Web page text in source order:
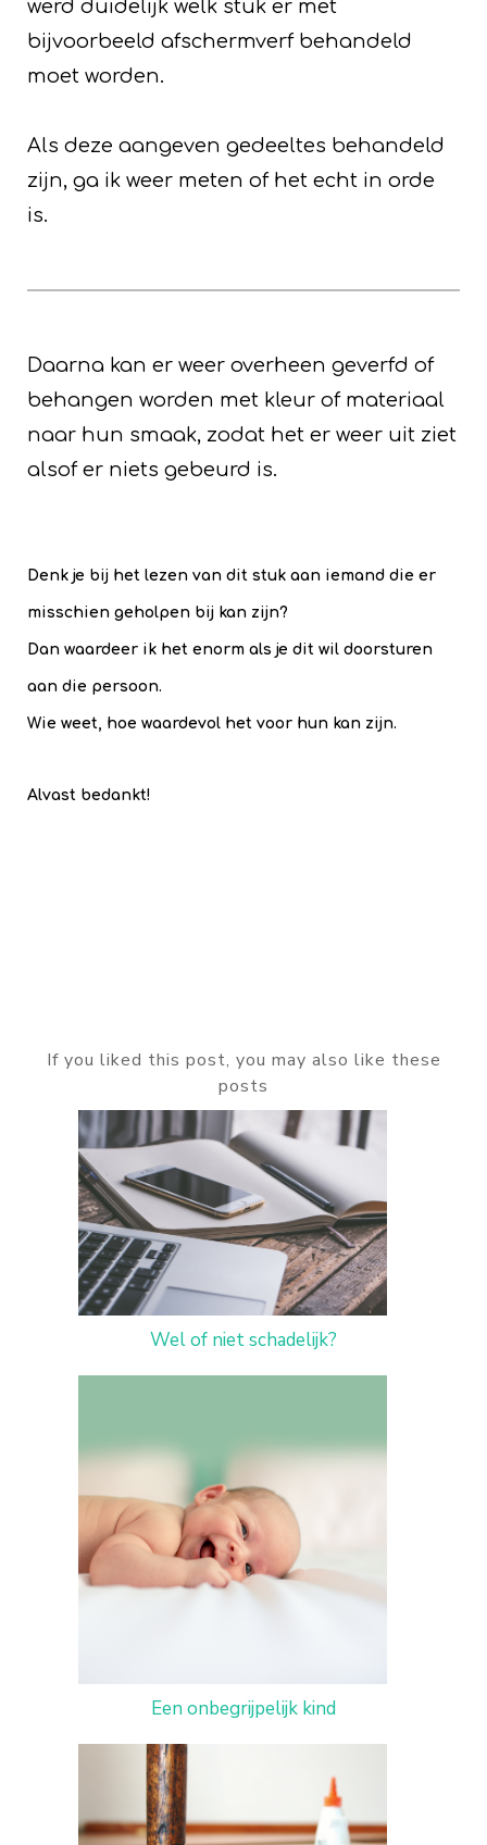
werd duidelijk welk stuk er met
bijvoorbeeld afschermverf behandeld
moet worden.
Als deze aangeven gedeeltes behandeld
zijn, ga ik weer meten of het echt in orde
is.
Daarna kan er weer overheen geverfd of
behangen worden met kleur of materiaal
naar hun smaak, zodat het er weer uit ziet
alsof er niets gebeurd is.
Denk je bij het lezen van dit stuk aan iemand die er
misschien geholpen bij kan zijn?
Dan waardeer ik het enorm als je dit wil doorsturen
aan die persoon.
Wie weet, hoe waardevol het voor hun kan zijn.
Alvast bedankt!
If you liked this post, you may also like these
posts
Wel of niet schadelijk?
Een onbegrijpelijk kind